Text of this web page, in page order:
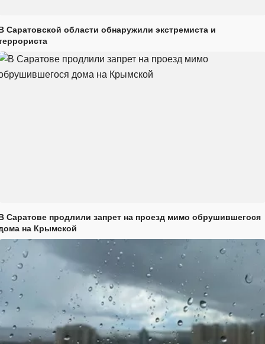
Саратовской области обнаружили экстремиста и
Саратове продлили запрет на проезд мимо обрушившегося
на Крымской